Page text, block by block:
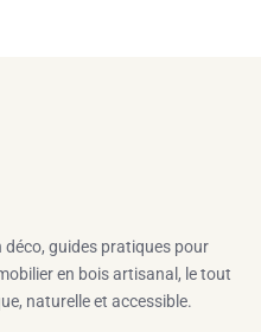
guides pratiques pour
en bois artisanal, le tout
naturelle et accessible.